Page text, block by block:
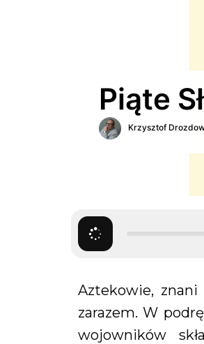
Piąte
Krzysztof
Aztekowie,
zarazem. W
wojowników